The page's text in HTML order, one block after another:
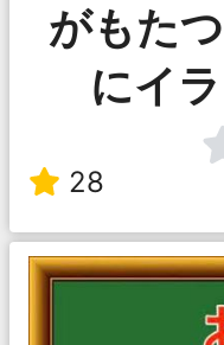
がもた
にイ
28